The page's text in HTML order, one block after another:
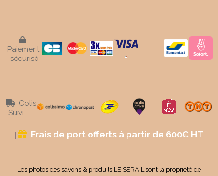

Paiement
sécurisé

Colis
Suivi
 Frais de port offerts à partir de 600€ HT
Les photos des savons & produits LE SERAIL sont la propriété de